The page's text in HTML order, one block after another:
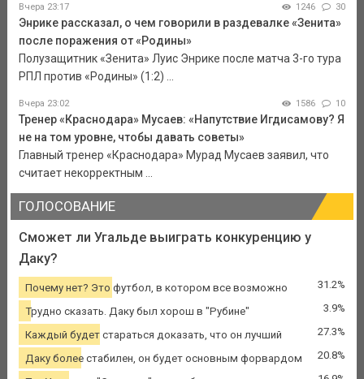
Вчера 23:17 1246 30
Энрике рассказал, о чем говорили в раздевалке «Зенита»
после поражения от «Родины»
Полузащитник «Зенита» Луис Энрике после матча 3-го тура
РПЛ против «Родины» (1:2) ...
Вчера 23:02 1586 10
Тренер «Краснодара» Мусаев: «Напутствие Игдисамову? Я
не на том уровне, чтобы давать советы»
Главный тренер «Краснодара» Мурад Мусаев заявил, что
считает некорректным ...
ГОЛОСОВАНИЕ
Сможет ли Угальде выиграть конкуренцию у
Даку?
Почему нет? Это футбол, в котором все возможно 31.2%
Трудно сказать. Даку был хорош в "Рубине" 3.9%
Каждый будет стараться доказать, что он лучший 27.3%
Даку более стабилен, он будет основным форвардом 20.8%